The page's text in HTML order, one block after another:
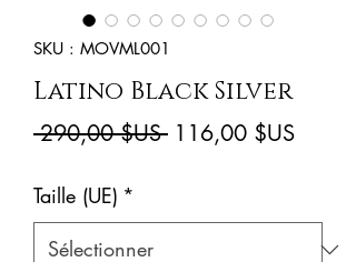
SKU : MOVML001
Latino Black Silver
290,00 $US Prix
116,00 $USPrix
Taille (UE) *